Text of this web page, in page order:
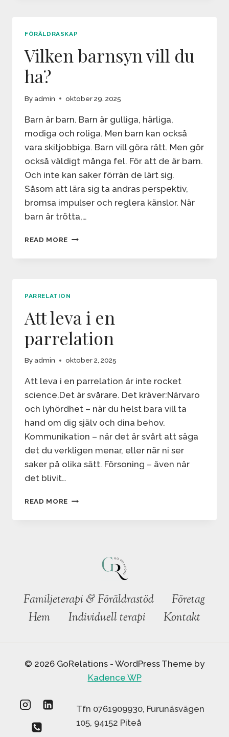
FÖRÄLDRASKAP
Vilken barnsyn vill du
ha?
By admin oktober 29, 2025
Barn är barn. Barn är gulliga, härliga,
modiga och roliga. Men barn kan också
vara skitjobbiga. Barn vill göra rätt. Men gör
också väldigt många fel. För att de är barn.
Och inte kan saker förrän de lärt sig.
Såsom att lära sig ta andras perspektiv,
bromsa impulser och reglera känslor. När
barn är trötta,…
READ MORE VILKEN
VILL
PARRELATION
Att leva i en
parrelation
By admin oktober 2, 2025
Att leva i en parrelation är inte rocket
science.Det är svårare. Det kräver:Närvaro
och lyhördhet – när du helst bara vill ta
hand om dig själv och dina behov.
Kommunikation – när det är svårt att säga
det du verkligen menar, eller när ni ser
saker på olika sätt. Försoning – även när
det blivit…
READ MORE ATT
I
Familjeterapi & Föräldrastöd
Företag
Hem
Individuell terapi Kontakt
© 2026 GoRelations - WordPress Theme by
Kadence WP
Tfn 0761909930, Furunäsvägen
105, 94152 Piteå